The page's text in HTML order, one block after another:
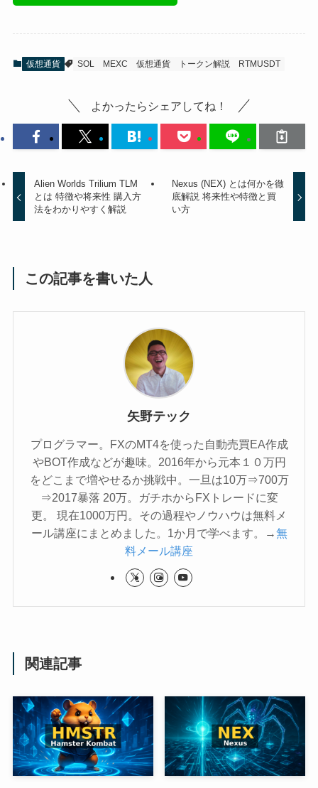
仮想通貨 SOL MEXC 仮想通貨 トークン解説 RTMUSDT
よかったらシェアしてね！
Alien Worlds Trilium TLM
とは 特徴や将来性 購入方
法をわかりやすく解説
Nexus (NEX) とは何かを徹
底解説 将来性や特徴と買
い方
この記事を書いた人
矢野テック
プログラマー。FXのMT4を使った自動売買EA作成
やBOT作成などが趣味。2016年から元本１０万円
をどこまで増やせるか挑戦中。一旦は10万⇒700万
⇒2017暴落 20万。ガチホからFXトレードに変
更。 現在1000万円。その過程やノウハウは無料メ
ール講座にまとめました。1か月で学べます。→無
料メール講座
関連記事